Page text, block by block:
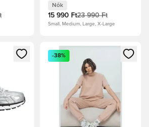
Nők
15 990 Ft23 990 Ft
Small, Medium, Large, X-Large
a bejelentkezéshez vagy a tagként
Megnyit egy modált a
-38%